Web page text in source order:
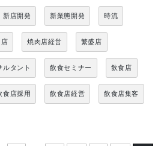
新店開発 新業態開発 時流
焼肉店経営 繁盛店
ルタント 飲食セミナー 飲食店
食店採用 飲食店経営 飲食店集客